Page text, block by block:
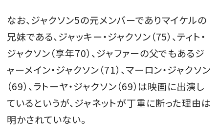
なお、ジャクソン5の元メンバーでありマイケルの
兄妹である、ジャッキー・ジャクソン（75）、ティト・
ジャクソン（享年70）、ジャファーの父でもあるジ
ャーメイン・ジャクソン（71）、マーロン・ジャクソン
（69）、ラトーヤ・ジャクソン（69）は映画に出演し
ているというが、ジャネットが丁重に断った理由は
明かされていない。